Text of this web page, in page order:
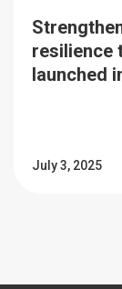
resilience
launched
July 3, 2025